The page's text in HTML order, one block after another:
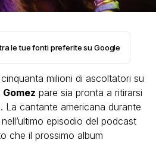
le tue fonti preferite su Google
milioni di ascoltatori su
pare sia pronta a ritirarsi
La cantante americana durante
episodio del podcast
che il prossimo album